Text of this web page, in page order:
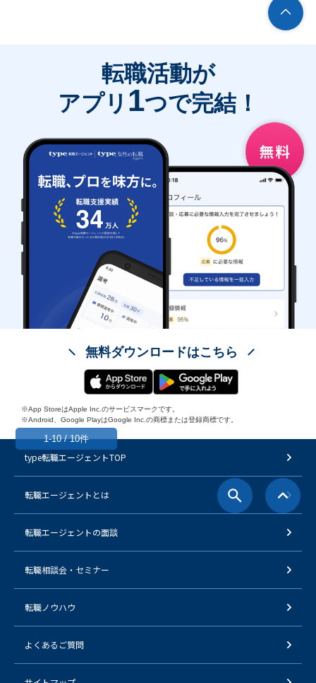
1-10 / 10件
転職活動が
アプリ 1つで完結！
無料ダウンロードはこちら
※App StoreはApple Inc.のサービスマークです。
※Android、Google PlayはGoogle Inc.の商標または登録商標です。
type転職エージェントTOP
転職エージェントとは
転職エージェントの面談
転職相談会・セミナー
転職ノウハウ
よくあるご質問